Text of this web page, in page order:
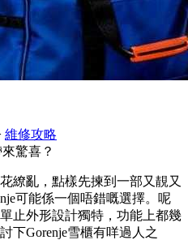
維修攻略
驚喜？
繚亂，點樣先揀到一部又靚又
可能係一個唔錯嘅選擇。呢
止外形設計獨特，功能上都幾
下Gorenje雪櫃有咩過人之